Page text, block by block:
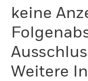
keine
Weitere